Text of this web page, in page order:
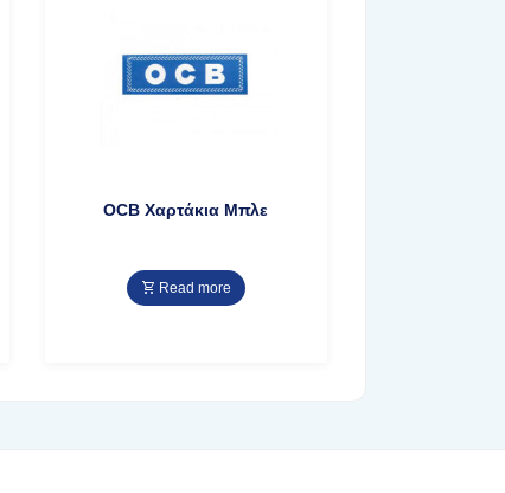
OCB Χαρτάκια Μπλε
Read more